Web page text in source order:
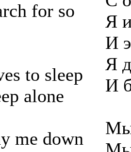
for so
to sleep
alone
me down
Я
И
Я
И
Мы